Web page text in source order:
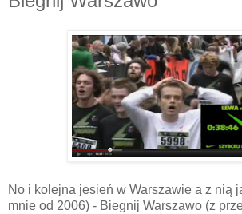
No i kolejna jesień w Warszawie a z nią
mnie od 2006) - Biegnij Warszawo (z